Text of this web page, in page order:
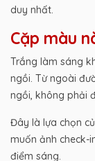
duy nhất.
Cặp màu
Trắng làm sáng
ngồi. Từ ngoài
ngồi, không phải
Đây là lựa chọn
muốn ảnh check-
điểm sáng.